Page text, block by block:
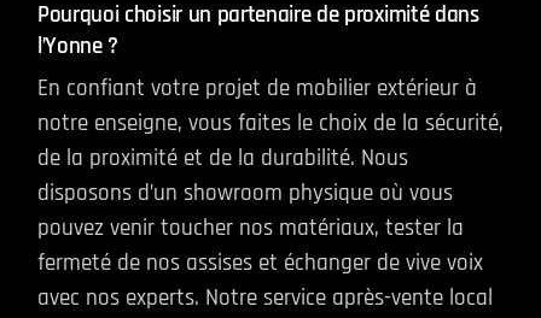
Pourquoi choisir un partenaire de proximité dans
l’Yonne ?
En confiant votre projet de mobilier extérieur à
notre enseigne, vous faites le choix de la sécurité,
de la proximité et de la durabilité. Nous
disposons d’un showroom physique où vous
pouvez venir toucher nos matériaux, tester la
fermeté de nos assises et échanger de vive voix
avec nos experts. Notre service après-vente local